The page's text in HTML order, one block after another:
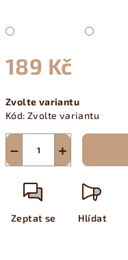
189 Kč
cena:
Zvolte variantu
Kód: Zvolte variantu
+
−
Zeptat se Hlídat